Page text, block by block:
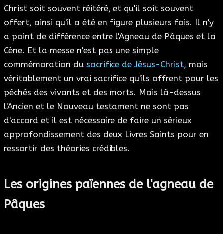
Christ soit souvent réitéré, et qu'il soit souvent
offert, ainsi qu'il a été en figure plusieurs fois. Il n'y
a point de différence entre l'Agneau de Pâques et la
Cène. Et la messe n'est pas une simple
commémoration du sacrifice de Jésus-Christ, mais
véritablement un vrai sacrifice qu'ils offrent pour les
péchés des vivants et des morts. Mais là-dessus
l'Ancien et le Nouveau testament ne sont pas
d'accord et il est nécessaire de faire un sérieux
approfondissement des deux Livres Saints pour en
ressortir des théories crédibles.
Les origines païennes de l'agneau de
Pâques